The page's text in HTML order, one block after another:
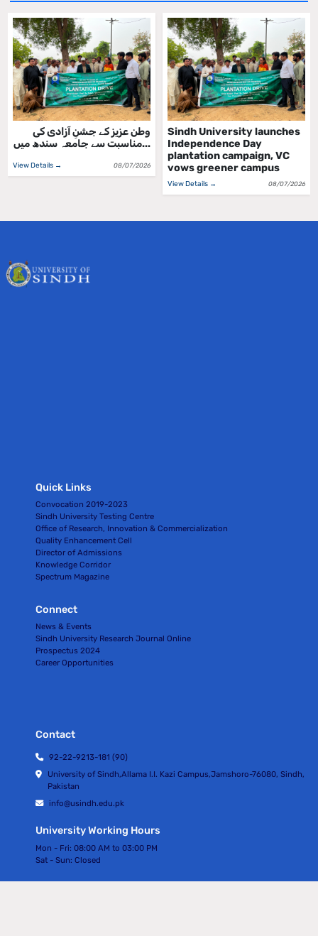
وطن عزیز کے جشنِ آزادی کی
مناسبت سے جامعہ سندھ میں...
View Details → 08/07/2026
Sindh University launches
Independence Day
plantation campaign, VC
vows greener campus
View Details → 08/07/2026
Quick Links
Convocation 2019-2023
Sindh University Testing Centre
Office of Research, Innovation & Commercialization
Quality Enhancement Cell
Director of Admissions
Knowledge Corridor
Spectrum Magazine
Connect
News & Events
Sindh University Research Journal Online
Prospectus 2024
Career Opportunities
Contact
92-22-9213-181 (90)
University of Sindh,Allama I.I. Kazi Campus,Jamshoro-76080, Sindh,
Pakistan
info@usindh.edu.pk
University Working Hours
Mon - Fri: 08:00 AM to 03:00 PM
Sat - Sun: Closed